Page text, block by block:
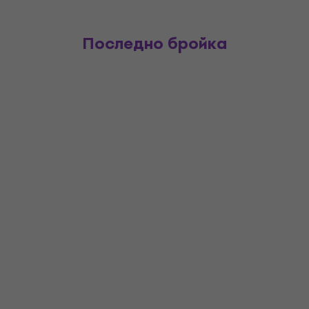
Последно бройка